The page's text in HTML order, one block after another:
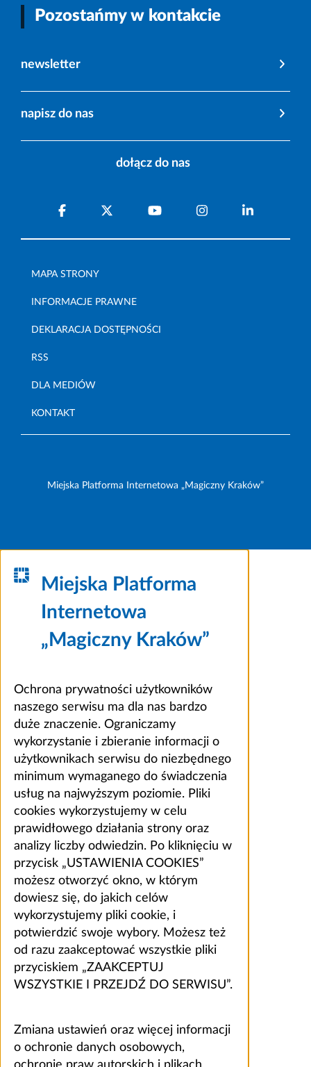
Pozostańmy w kontakcie
newsletter
napisz do nas
dołącz do nas
MAPA STRONY
INFORMACJE PRAWNE
DEKLARACJA DOSTĘPNOŚCI
RSS
DLA MEDIÓW
KONTAKT
Miejska Platforma Internetowa „Magiczny Kraków”
Miejska Platforma
Internetowa
„Magiczny Kraków”
Ochrona prywatności użytkowników
naszego serwisu ma dla nas bardzo
duże znaczenie. Ograniczamy
wykorzystanie i zbieranie informacji o
użytkownikach serwisu do niezbędnego
minimum wymaganego do świadczenia
usług na najwyższym poziomie. Pliki
cookies wykorzystujemy w celu
prawidłowego działania strony oraz
analizy liczby odwiedzin. Po kliknięciu w
przycisk „USTAWIENIA COOKIES”
możesz otworzyć okno, w którym
dowiesz się, do jakich celów
wykorzystujemy pliki cookie, i
potwierdzić swoje wybory. Możesz też
od razu zaakceptować wszystkie pliki
przyciskiem „ZAAKCEPTUJ
WSZYSTKIE I PRZEJDŹ DO SERWISU”.
Zmiana ustawień oraz więcej informacji
o ochronie danych osobowych,